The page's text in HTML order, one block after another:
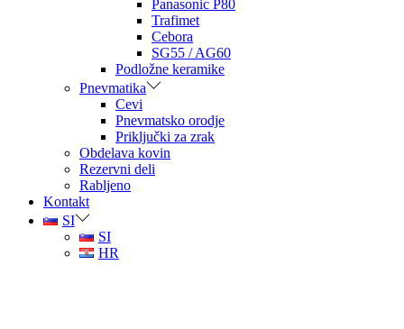
Panasonic P80
Trafimet
Cebora
SG55 / AG60
Podložne keramike
Pnevmatika
Cevi
Pnevmatsko orodje
Priključki za zrak
Obdelava kovin
Rezervni deli
Rabljeno
Kontakt
SI
SI
HR